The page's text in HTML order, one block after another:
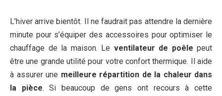
L’hiver arrive bientôt. Il ne faudrait pas attendre la dernière
minute pour s’équiper des accessoires pour optimiser le
chauffage de la maison. Le ventilateur de poêle peut
être une grande utilité pour votre confort thermique. Il aide
à assurer une meilleure répartition de la chaleur dans
la pièce. Si beaucoup de gens ont recours à cette